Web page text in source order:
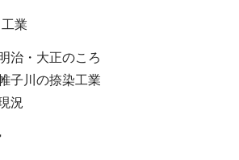
業
治・大正のころ
子川の捺染工業
況